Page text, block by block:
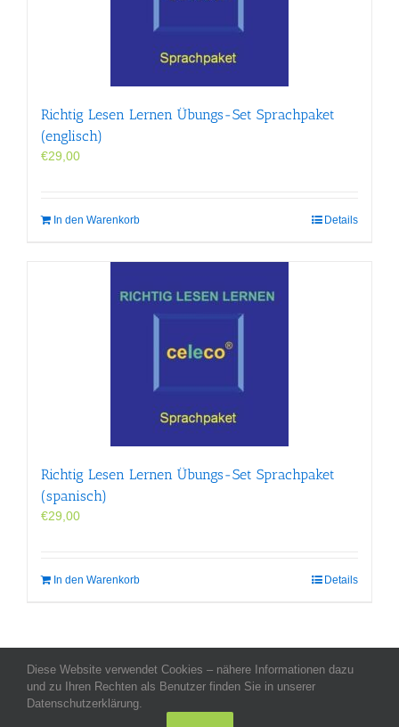
Richtig Lesen Lernen Übungs-Set Sprachpaket
(englisch)
€29,00
In den Warenkorb Details
Richtig Lesen Lernen Übungs-Set Sprachpaket
(spanisch)
€29,00
In den Warenkorb Details
Allgemeine Geschäftsbedingungen -Impressum-Datenschutz-
Kontakt- Copyright celeco®
Diese Website verwendet Cookies – nähere Informationen dazu
und zu Ihren Rechten als Benutzer finden Sie in unserer
Datenschutzerklärung.